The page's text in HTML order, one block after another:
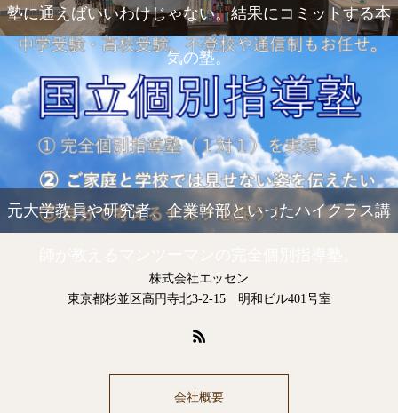
塾に通えばいいわけじゃない。結果にコミットする本
気の塾。
元大学教員や研究者、企業幹部といったハイクラス講
株式会社エッセン
東京都杉並区高円寺北3-2-15 明和ビル401号室
会社概要